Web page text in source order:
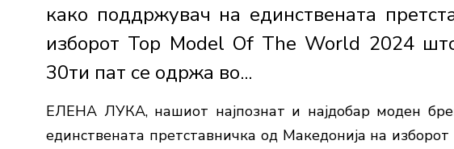
како поддржувач на единствената
изборот Top Model Of The World 2024
30ти пат се одржа во...
ЕЛЕНА ЛУКА, нашиот најпознат и најдобар моден
единствената претставничка од Македонија на